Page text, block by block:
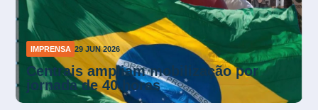
IMPRENSA 26 JUN 2026
Mendonça suspende multas da NR-1
sobre riscos psicossociais